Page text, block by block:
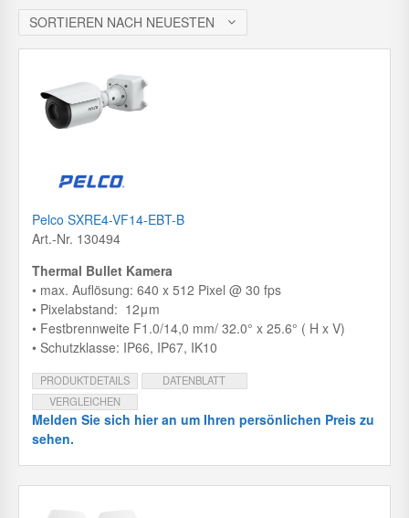
SORTIEREN NACH NEUESTEN
Pelco SXRE4-VF14-EBT-B
Art.-Nr. 130494
Thermal Bullet Kamera
• max. Auflösung: 640 x 512 Pixel @ 30 fps
• Pixelabstand: 12μm
• Festbrennweite F1.0/14,0 mm/ 32.0° x 25.6° ( H x V)
• Schutzklasse: IP66, IP67, IK10
PRODUKTDETAILS
DATENBLATT
VERGLEICHEN
Melden Sie sich hier an um Ihren persönlichen Preis zu
sehen.